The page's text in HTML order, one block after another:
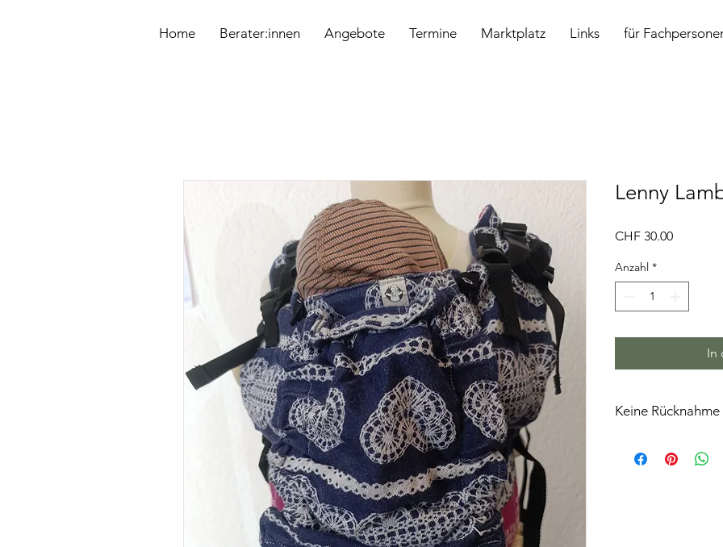
Home Berater:innen Angebote Termine Marktplatz Links für
Lenny
CHF 30.00Preis
Anzahl *
In
Keine Rücknahme
getestet werden